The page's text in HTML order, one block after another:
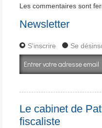
Les commentaires sont
Newsletter
S'inscrire Se
Le cabinet de
fiscaliste